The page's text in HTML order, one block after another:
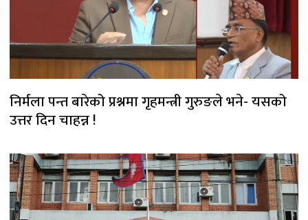
निर्मला पन्त बारेको प्रश्नमा गृहमन्त्री गुरुङले भने- यसको
उत्तर दिन चाहन्न !